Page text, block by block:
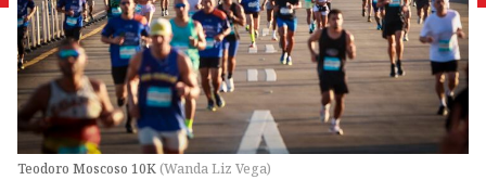
Teodoro Moscoso 10K(Wanda Liz Vega)